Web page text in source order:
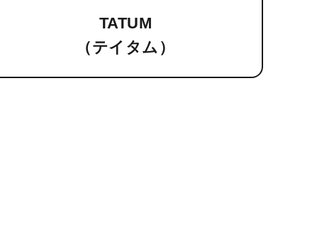
TATUM
（テイタム）